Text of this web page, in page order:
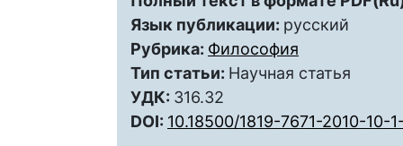
Язык публикации: русский
Рубрика: Философия
Тип статьи: Научная статья
УДК: 316.32
DOI: 10.18500/1819-7671-2010-10-